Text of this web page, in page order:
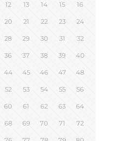
12 13 14 15 16
20 21 22 23 24
28 29 30 31 32
36 37 38 39 40
44 45 46 47 48
52 53 54 55 56
60 61 62 63 64
68 69 70 71 72